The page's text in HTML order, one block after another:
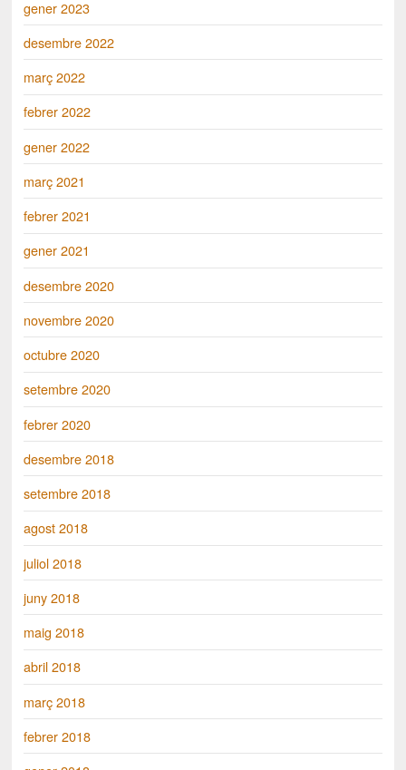
gener 2023
desembre 2022
març 2022
febrer 2022
gener 2022
març 2021
febrer 2021
gener 2021
desembre 2020
novembre 2020
octubre 2020
setembre 2020
febrer 2020
desembre 2018
setembre 2018
agost 2018
juliol 2018
juny 2018
maig 2018
abril 2018
març 2018
febrer 2018